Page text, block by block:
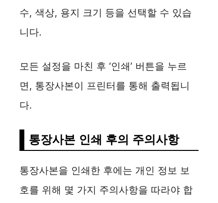
수, 색상, 용지 크기 등을 선택할 수 있습
니다.
모든 설정을 마친 후 ‘인쇄’ 버튼을 누르
면, 통장사본이 프린터를 통해 출력됩니
다.
통장사본 인쇄 후의 주의사항
통장사본을 인쇄한 후에는 개인 정보 보
호를 위해 몇 가지 주의사항을 따라야 합